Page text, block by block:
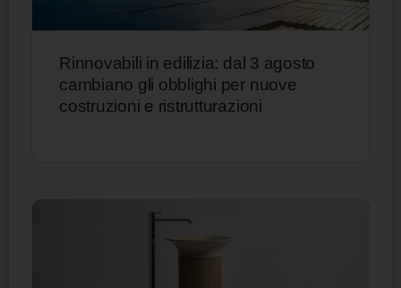
Rinnovabili in edilizia: dal 3 agosto
cambiano gli obblighi per nuove
costruzioni e ristrutturazioni